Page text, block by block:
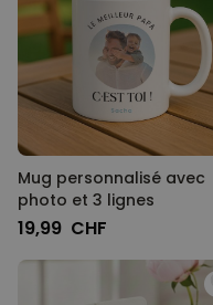
Mug personnalisé avec
photo et 3 lignes
19,99 CHF